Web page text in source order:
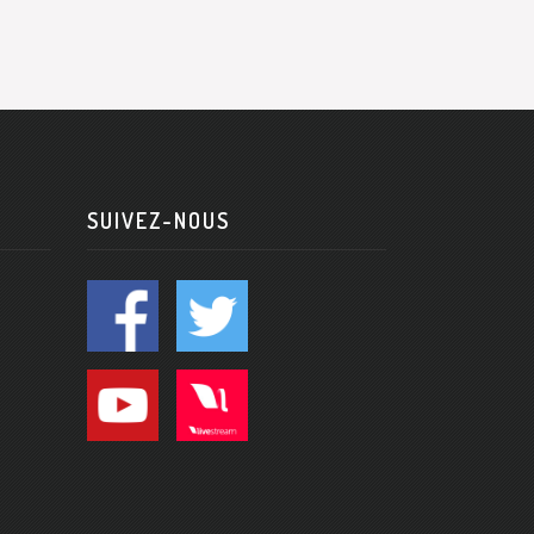
SUIVEZ-NOUS